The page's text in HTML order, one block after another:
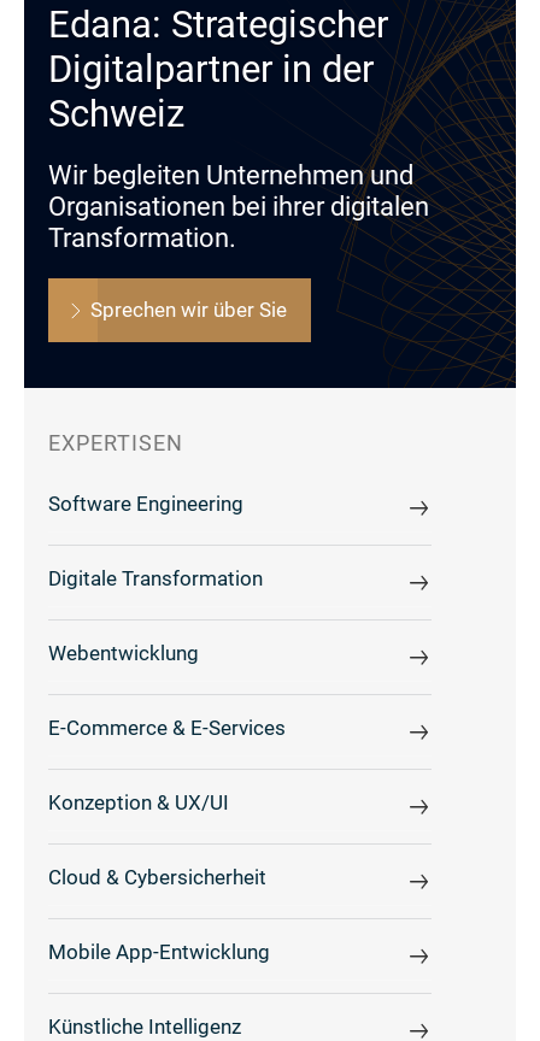
Edana: Strategischer
Digitalpartner in der
Schweiz
Wir begleiten Unternehmen und
Organisationen bei ihrer digitalen
Transformation.
Sprechen wir über Sie
EXPERTISEN
Software Engineering
Digitale Transformation
Webentwicklung
E-Commerce & E-Services
Konzeption & UX/UI
Cloud & Cybersicherheit
Mobile App-Entwicklung
Künstliche Intelligenz